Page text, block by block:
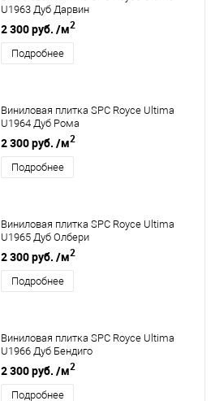
U1963 Дуб Дарвин
2 300 руб. /м2
Подробнее
Виниловая плитка SPC Royce Ultima
U1964 Дуб Рома
2 300 руб. /м2
Подробнее
Виниловая плитка SPC Royce Ultima
U1965 Дуб Олбери
2 300 руб. /м2
Подробнее
Виниловая плитка SPC Royce Ultima
U1966 Дуб Бендиго
2 300 руб. /м2
Подробнее